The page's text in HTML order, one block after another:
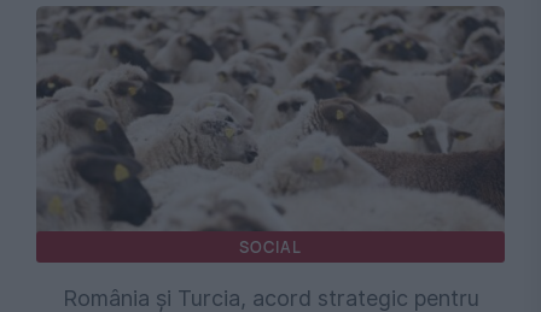
SOCIAL
România și Turcia, acord strategic pentru